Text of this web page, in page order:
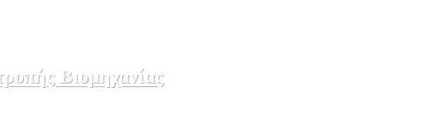
Βιομηχανίας